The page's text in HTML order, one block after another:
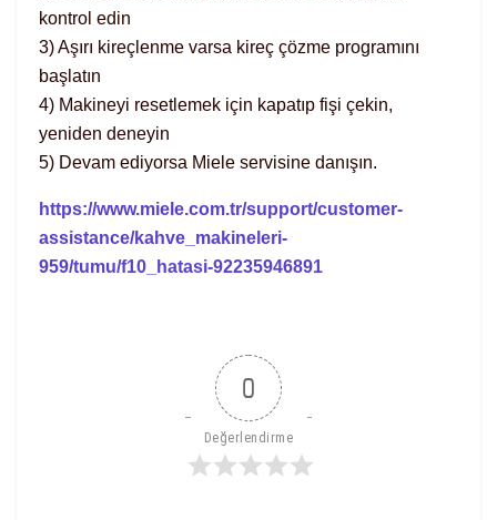
kontrol edin
3) Aşırı kireçlenme varsa kireç çözme programını
başlatın
4) Makineyi resetlemek için kapatıp fişi çekin,
yeniden deneyin
5) Devam ediyorsa Miele servisine danışın.
https://www.miele.com.tr/support/customer-
assistance/kahve_makineleri-
959/tumu/f10_hatasi-92235946891
0
Değerlendirme